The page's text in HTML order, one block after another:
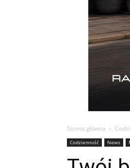
Strona główna
Codzienność News